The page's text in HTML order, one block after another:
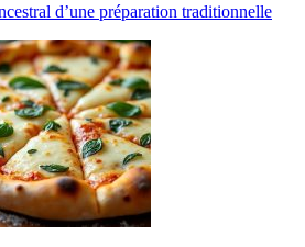
d’une préparation traditionnelle